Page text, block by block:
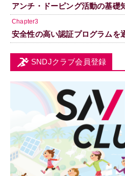
アンチ・ドーピング活動の基礎
Chapter3
安全性の高い認証プログラムを
SNDJクラブ会員登録